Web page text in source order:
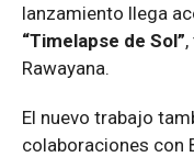
lanzamiento llega
“Timelapse de Sol”
Rawayana.
El nuevo trabajo
colaboraciones con